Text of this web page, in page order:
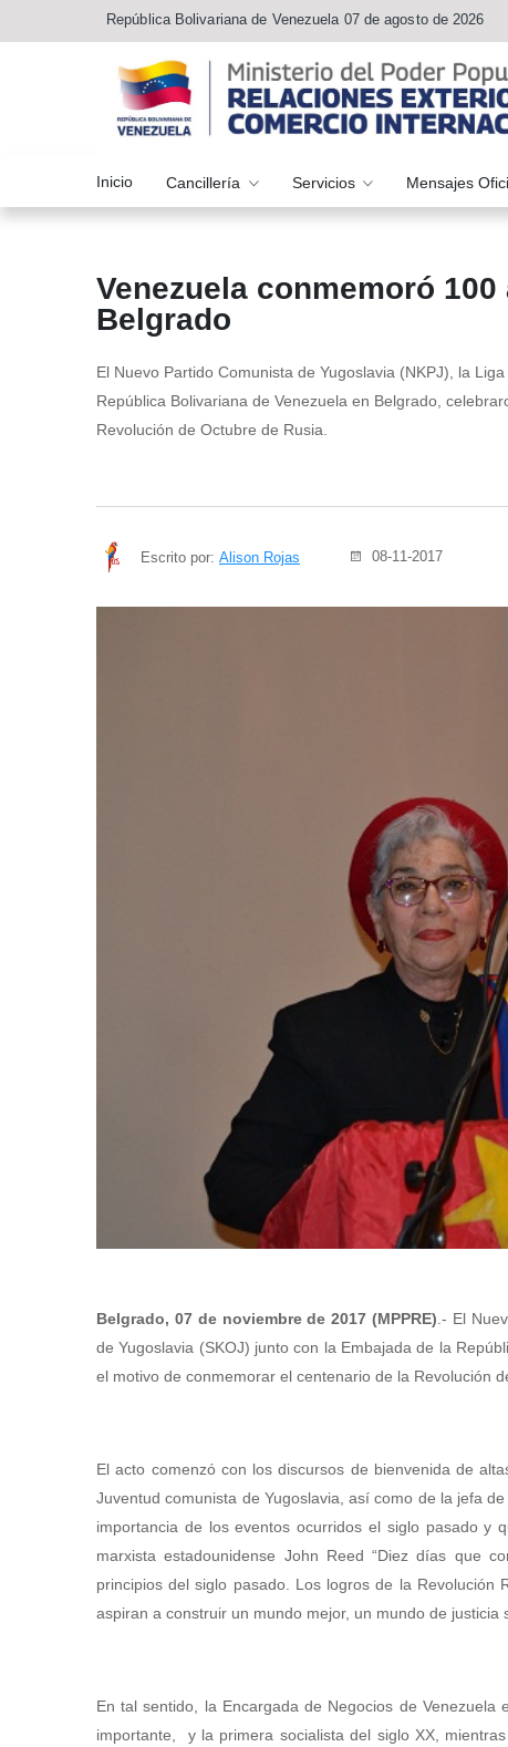
República Bolivariana de Venezuela 07 de agosto de 2026
Inicio Cancillería Servicios Mensajes
Venezuela conmemoró
Belgrado
El Nuevo Partido Comunista de Yugoslavia (NKPJ), la
República Bolivariana de Venezuela en Belgrado,
Revolución de Octubre de Rusia.
Escrito por: Alison Rojas 08-11-2017
Belgrado, 07 de noviembre de 2017 (MPPRE) .- El
de Yugoslavia (SKOJ) junto con la Embajada de la
el motivo de conmemorar el centenario de la Revolución
El acto comenzó con los discursos de bienvenida de
Juventud comunista de Yugoslavia, así como de la jefa
importancia de los eventos ocurridos el siglo pasado y
marxista estadounidense John Reed “Diez días que
principios del siglo pasado. Los logros de la
aspiran a construir un mundo mejor, un mundo de justicia
En tal sentido, la Encargada de Negocios de
importante, y la primera socialista del siglo XX,